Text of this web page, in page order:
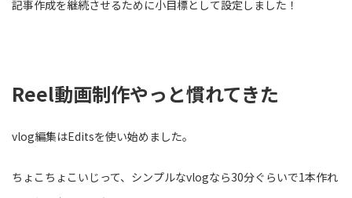
記事作成を継続させるために小目標として設定しました！
Reel動画制作やっと慣れてきた
vlog編集はEditsを使い始めました。
ちょこちょこいじって、シンプルなvlogなら30分ぐらいで1本作れ